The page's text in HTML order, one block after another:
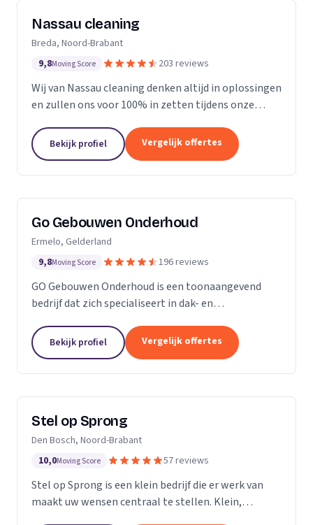
Nassau cleaning
Breda, Noord-Brabant
9,8Moving Score 203 reviews
Wij van Nassau cleaning denken altijd in oplossingen
en zullen ons voor 100% in zetten tijdens onze
Bekijk profiel Vergelijk offertes
Go Gebouwen Onderhoud
Ermelo, Gelderland
9,8Moving Score 196 reviews
GO Gebouwen Onderhoud is een toonaangevend
bedrijf dat zich specialiseert in dak- en
samenhangt. Met onze vakkundige aanpak zorgen
we ervoor dat uw pand...
Bekijk profiel Vergelijk offertes
Stel op Sprong
Den Bosch, Noord-Brabant
10,0Moving Score 57 reviews
Stel op Sprong is een klein bedrijf die er werk van
maakt uw wensen centraal te stellen. Klein,